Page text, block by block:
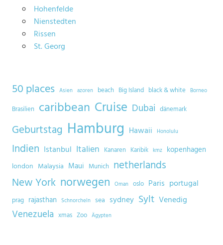
Hohenfelde
Nienstedten
Rissen
St. Georg
50 places Asien azoren beach Big Island black & white Borneo
Brasilien caribbean Cruise Dubai dänemark
Geburtstag Hamburg Hawaii Honolulu
Indien Istanbul Italien Kanaren Karibik kmz kopenhagen
london Malaysia Maui Munich netherlands
New York norwegen Oman oslo Paris portugal
prag rajasthan Schnorcheln sea sydney Sylt Venedig
Venezuela xmas Zoo Ägypten